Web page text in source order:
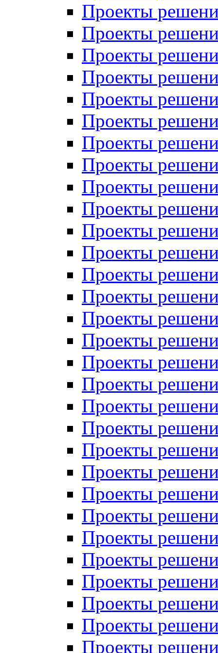
Проекты
Проекты
Проекты
Проекты
Проекты
Проекты
Проекты
Проекты
Проекты
Проекты
Проекты
Проекты
Проекты
Проекты
Проекты
Проекты
Проекты
Проекты
Проекты
Проекты
Проекты
Проекты
Проекты
Проекты
Проекты
Проекты
Проекты
Проекты
Проекты
Проекты